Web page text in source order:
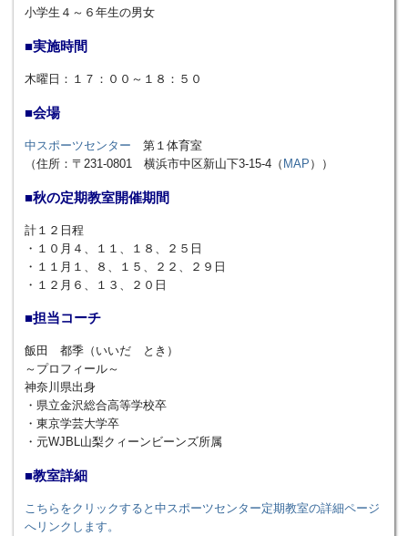
小学生４～６年生の男女
■実施時間
木曜日：１７：００～１８：５０
■会場
中スポーツセンター 第１体育室
（住所：〒231-0801 横浜市中区新山下3-15-4（ MAP ））
■秋の定期教室開催期間
計１２日程
・１０月４、１１、１８、２５日
・１１月１、８、１５、２２、２９日
・１２月６、１３、２０日
■担当コーチ
飯田 都季（いいだ とき）
～プロフィール～
神奈川県出身
・県立金沢総合高等学校卒
・東京学芸大学卒
・元WJBL山梨クィーンビーンズ所属
■教室詳細
こちらをクリックすると中スポーツセンター定期教室の詳細ページ
へリンクします。